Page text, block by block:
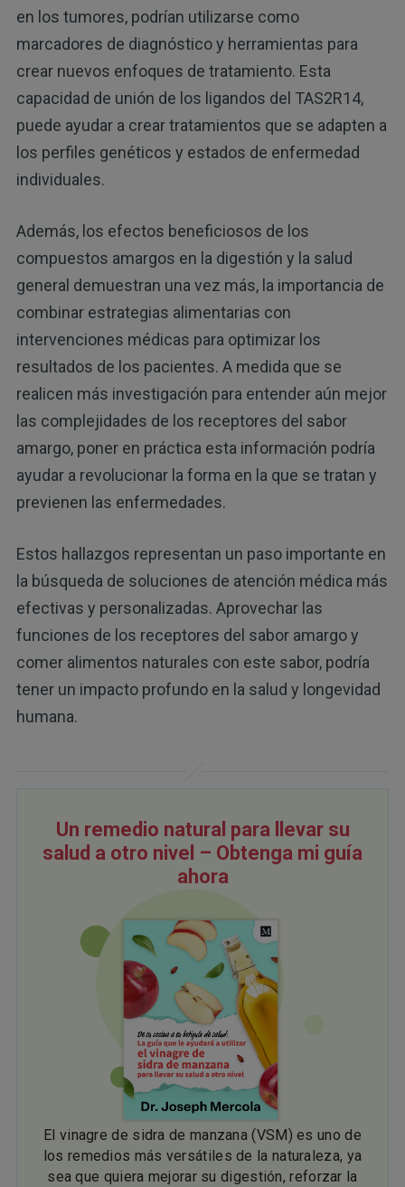
en los tumores, podrían utilizarse como
marcadores de diagnóstico y herramientas para
crear nuevos enfoques de tratamiento. Esta
capacidad de unión de los ligandos del TAS2R14,
puede ayudar a crear tratamientos que se adapten a
los perfiles genéticos y estados de enfermedad
individuales.
Además, los efectos beneficiosos de los
compuestos amargos en la digestión y la salud
general demuestran una vez más, la importancia de
combinar estrategias alimentarias con
intervenciones médicas para optimizar los
resultados de los pacientes. A medida que se
realicen más investigación para entender aún mejor
las complejidades de los receptores del sabor
amargo, poner en práctica esta información podría
ayudar a revolucionar la forma en la que se tratan y
previenen las enfermedades.
Estos hallazgos representan un paso importante en
la búsqueda de soluciones de atención médica más
efectivas y personalizadas. Aprovechar las
funciones de los receptores del sabor amargo y
comer alimentos naturales con este sabor, podría
tener un impacto profundo en la salud y longevidad
humana.
Un remedio natural para llevar su
salud a otro nivel – Obtenga mi guía
ahora
El vinagre de sidra de manzana (VSM) es uno de
los remedios más versátiles de la naturaleza, ya
sea que quiera mejorar su digestión, reforzar la